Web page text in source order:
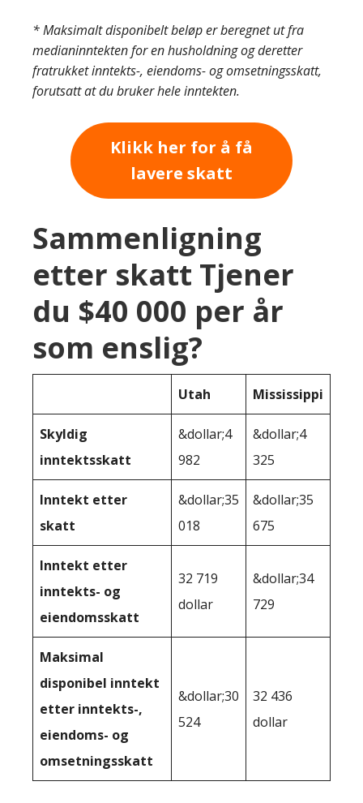
* Maksimalt disponibelt beløp er beregnet ut fra
medianinntekten for en husholdning og deretter
fratrukket inntekts-, eiendoms- og omsetningsskatt,
forutsatt at du bruker hele inntekten.
Klikk her for å få
lavere skatt
Sammenligning
etter skatt Tjener
du $40 000 per år
som enslig?
Utah Mississippi
Skyldig
inntektsskatt
&dollar;4
982
&dollar;4
325
Inntekt etter
skatt
&dollar;35
018
&dollar;35
675
Inntekt etter
inntekts- og
eiendomsskatt
32 719
dollar
&dollar;34
729
Maksimal
disponibel inntekt
etter inntekts-,
eiendoms- og
omsetningsskatt
&dollar;30
524
32 436
dollar